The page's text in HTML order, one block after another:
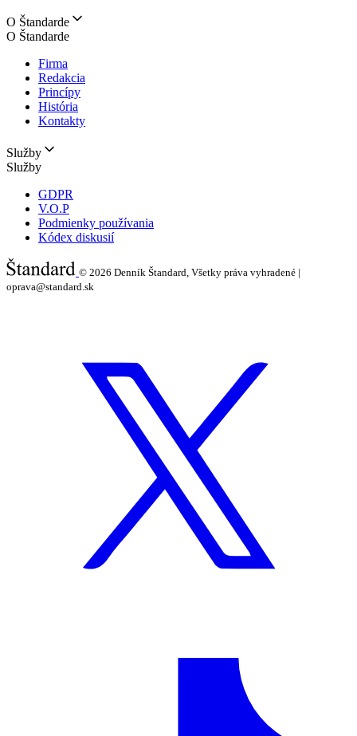
O Štandarde
O Štandarde
Firma
Redakcia
Princípy
História
Kontakty
Služby
Služby
GDPR
V.O.P
Podmienky používania
Kódex diskusií
© 2026 Denník Štandard, Všetky práva vyhradené |
oprava@standard.sk